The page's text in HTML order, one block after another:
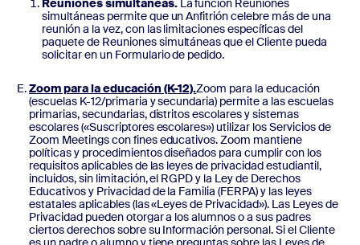
Reuniones simultáneas.La función Reuniones
simultáneas permite que un Anfitrión celebre más de una
reunión a la vez, con las limitaciones específicas del
paquete de Reuniones simultáneas que el Cliente pueda
solicitar en un Formulario de pedido.
Zoom para la educación (K-12).Zoom para la educación
(escuelas K-12/primaria y secundaria) permite a las escuelas
primarias, secundarias, distritos escolares y sistemas
escolares («Suscriptores escolares») utilizar los Servicios de
Zoom Meetings con fines educativos. Zoom mantiene
políticas y procedimientos diseñados para cumplir con los
requisitos aplicables de las leyes de privacidad estudiantil,
incluidos, sin limitación, el RGPD y la Ley de Derechos
Educativos y Privacidad de la Familia (FERPA) y las leyes
estatales aplicables (las «Leyes de Privacidad»). Las Leyes de
Privacidad pueden otorgar a los alumnos o a sus padres
ciertos derechos sobre su Información personal. Si el Cliente